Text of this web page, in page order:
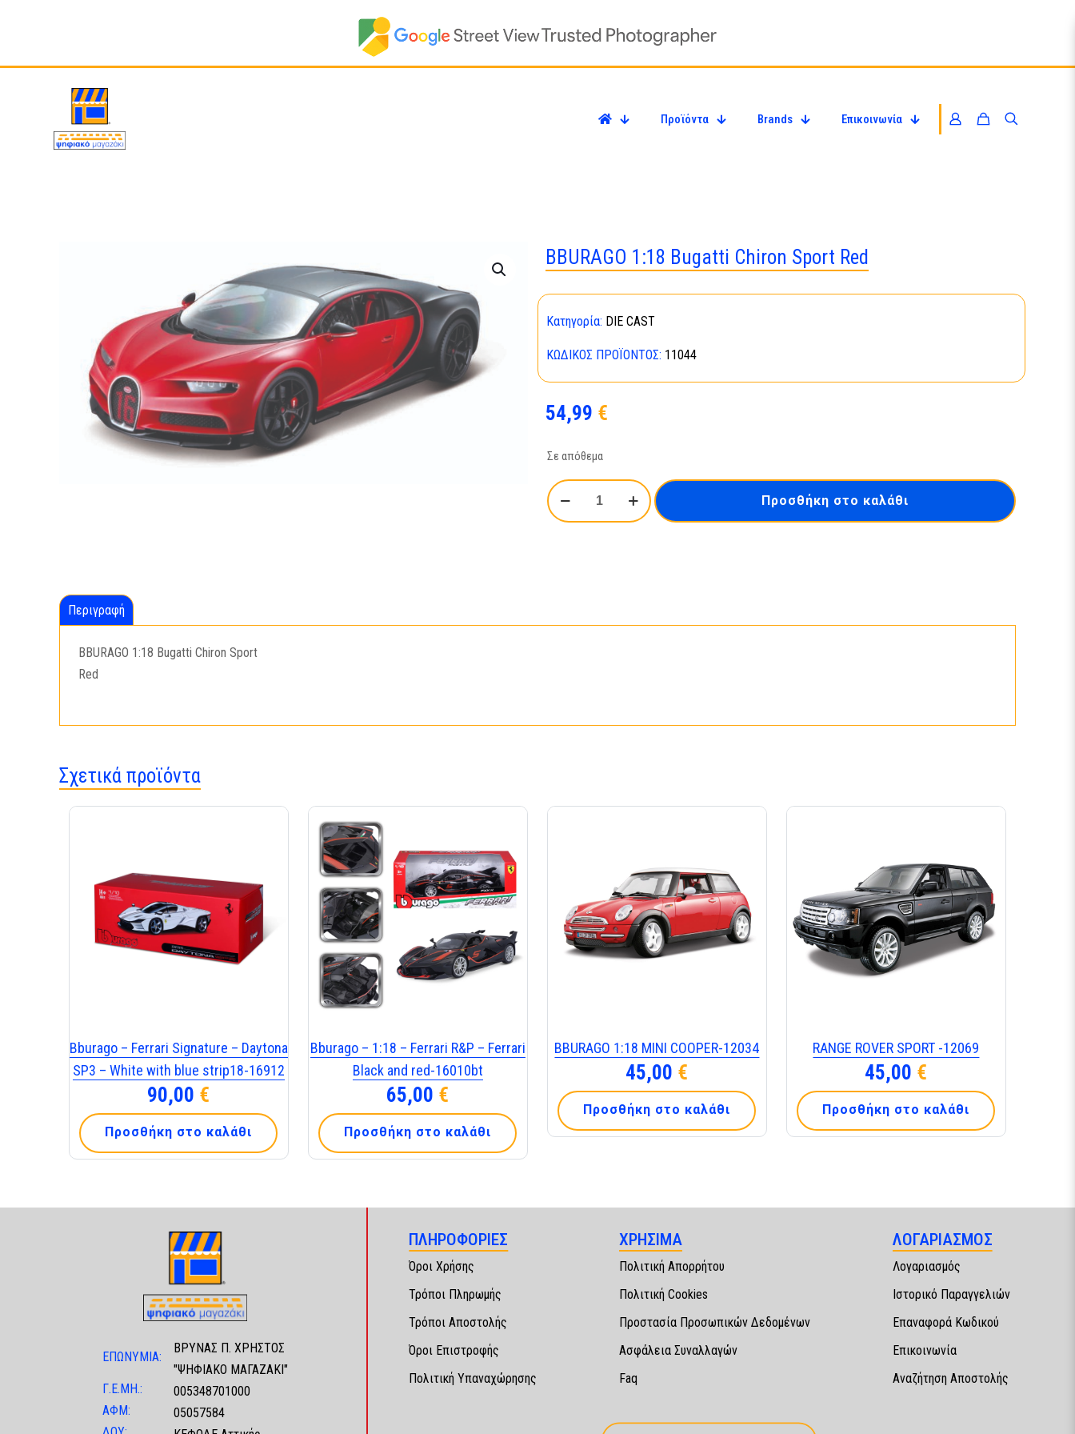
Προϊόντα Brands Επικοινωνία
BBURAGO 1:18 Bugatti Chiron Sport Red
Κατηγορία: DIE CAST
ΚΩΔΙΚΌΣ ΠΡΟΪΌΝΤΟΣ: 11044
54,99 €
Σε απόθεμα
BBURAGO
1:18
Προσθήκη στο καλάθι
Περιγραφή
BBURAGO 1:18 Bugatti Chiron Sport
Red
Σχετικά προϊόντα
Bburago – Ferrari Signature – Daytona
SP3 – White with blue strip18-16912
90,00 €
Προσθήκη στο καλάθι
Bburago – 1:18 – Ferrari R&P – Ferrari
Black and red-16010bt
65,00 €
Προσθήκη στο καλάθι
BBURAGO 1:18 MINI COOPER-12034
45,00 €
Προσθήκη στο καλάθι
RANGE ROVER SPORT -12069
45,00 €
Προσθήκη στο καλάθι
ΕΠΩΝΥΜΙΑ:
ΒΡΥΝΑΣ Π. ΧΡΗΣΤΟΣ
"ΨΗΦΙΑΚΟ ΜΑΓΑΖΑΚΙ"
Γ.Ε.ΜΗ.:
005348701000
ΑΦΜ:
05057584
ΠΛΗΡΟΦΟΡΙΕΣ
Όροι Χρήσης
Τρόποι Πληρωμής
Τρόποι Αποστολής
Όροι Επιστροφής
Πολιτική Υπαναχώρησης
ΧΡΗΣΙΜΑ
Πολιτική Απορρήτου
Πολιτική Cookies
Προστασία Προσωπικών Δεδομένων
Ασφάλεια Συναλλαγών
Faq
ΛΟΓΑΡΙΑΣΜΟΣ
Λογαριασμός
Ιστορικό Παραγγελιών
Επαναφορά Κωδικού
Επικοινωνία
Αναζήτηση Αποστολής